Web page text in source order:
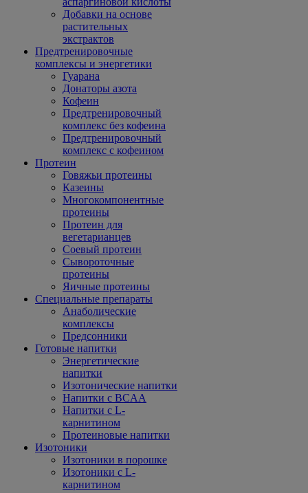
Добавки на основе
растительных
экстрактов
Предтренировочные
комплексы и энергетики
Гуарана
Донаторы азота
Кофеин
Предтренировочный
комплекс без кофеина
Предтренировочный
комплекс с кофеином
Протеин
Говяжьи протеины
Казеины
Многокомпонентные
протеины
Протеин для
вегетарианцев
Соевый протеин
Сывороточные
протеины
Яичные протеины
Специальные препараты
Анаболические
комплексы
Предсонники
Готовые напитки
Энергетические
напитки
Изотонические напитки
Напитки с BCAA
Напитки с L-
карнитином
Протеиновые напитки
Изотоники
Изотоники в порошке
Изотоники с L-
карнитином